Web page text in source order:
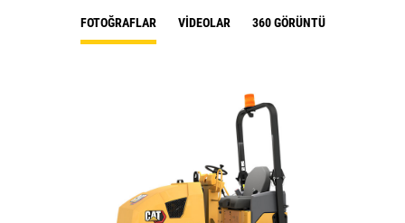
FOTOĞRAFLAR VIDEOLAR 360 GÖRÜNTÜ